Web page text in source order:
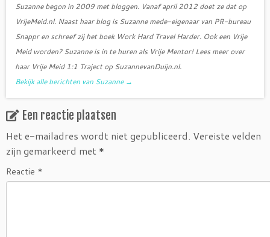
Suzanne begon in 2009 met bloggen. Vanaf april 2012 doet ze dat op
VrijeMeid.nl. Naast haar blog is Suzanne mede-eigenaar van PR-bureau
Snappr en schreef zij het boek Work Hard Travel Harder. Ook een Vrije
Meid worden? Suzanne is in te huren als Vrije Mentor! Lees meer over
haar Vrije Meid 1:1 Traject op SuzannevanDuijn.nl.
Bekijk alle berichten van Suzanne →
Een reactie plaatsen
Het e-mailadres wordt niet gepubliceerd. Vereiste velden
zijn gemarkeerd met *
Reactie *